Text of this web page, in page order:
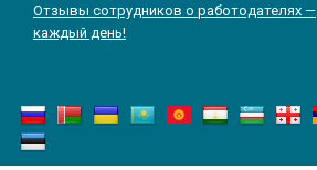
Отзывы сотрудников о работодателях —
каждый день!